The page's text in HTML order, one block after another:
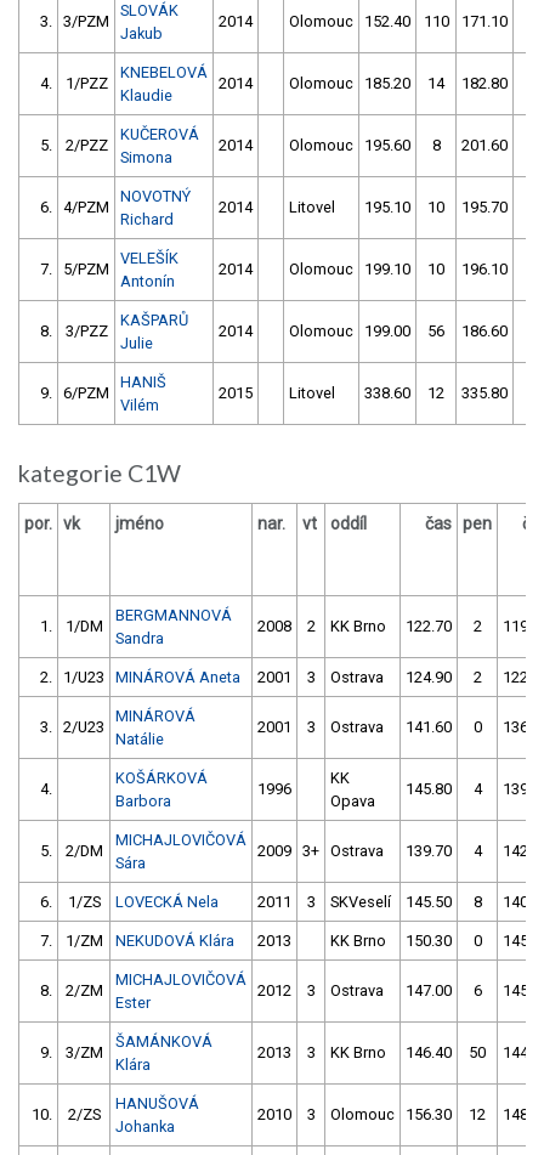
3. 3/PZM
SLOVÁK
Jakub
2014 Olomouc 152.40 110 171.10
4. 1/PZZ
KNEBELOVÁ
Klaudie
2014 Olomouc 185.20 14 182.80
5. 2/PZZ
KUČEROVÁ
Simona
2014 Olomouc 195.60 8 201.60
6. 4/PZM
NOVOTNÝ
Richard
2014 Litovel 195.10 10 195.70
7. 5/PZM
VELEŠÍK
Antonín
2014 Olomouc 199.10 10 196.10
8. 3/PZZ
KAŠPARŮ
Julie
2014 Olomouc 199.00 56 186.60
9. 6/PZM
HANIŠ
Vilém
2015 Litovel 338.60 12 335.80
kategorie C1W
por. vk jméno nar. vt oddíl čas pen
1. 1/DM
BERGMANNOVÁ
Sandra
2008 2 KK Brno 122.70 2
2. 1/U23 MINÁROVÁ Aneta 2001 3 Ostrava 124.90 2
3. 2/U23
MINÁROVÁ
Natálie
2001 3 Ostrava 141.60 0
4.
KOŠÁRKOVÁ
Barbora
1996
KK
Opava
145.80 4
5. 2/DM
MICHAJLOVIČOVÁ
Sára
2009 3+ Ostrava 139.70 4
6. 1/ZS LOVECKÁ Nela 2011 3 SKVeselí 145.50 8
7. 1/ZM NEKUDOVÁ Klára 2013 KK Brno 150.30 0
8. 2/ZM
MICHAJLOVIČOVÁ
Ester
2012 3 Ostrava 147.00 6
9. 3/ZM
ŠAMÁNKOVÁ
Klára
2013 3 KK Brno 146.40 50
10. 2/ZS
HANUŠOVÁ
Johanka
2010 3 Olomouc 156.30 12